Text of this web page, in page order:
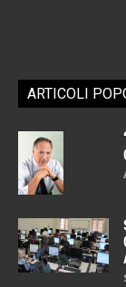
ARTICOLI